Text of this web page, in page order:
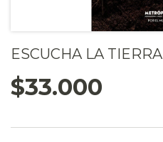
ESCUCHA LA TIERRA
$33.000